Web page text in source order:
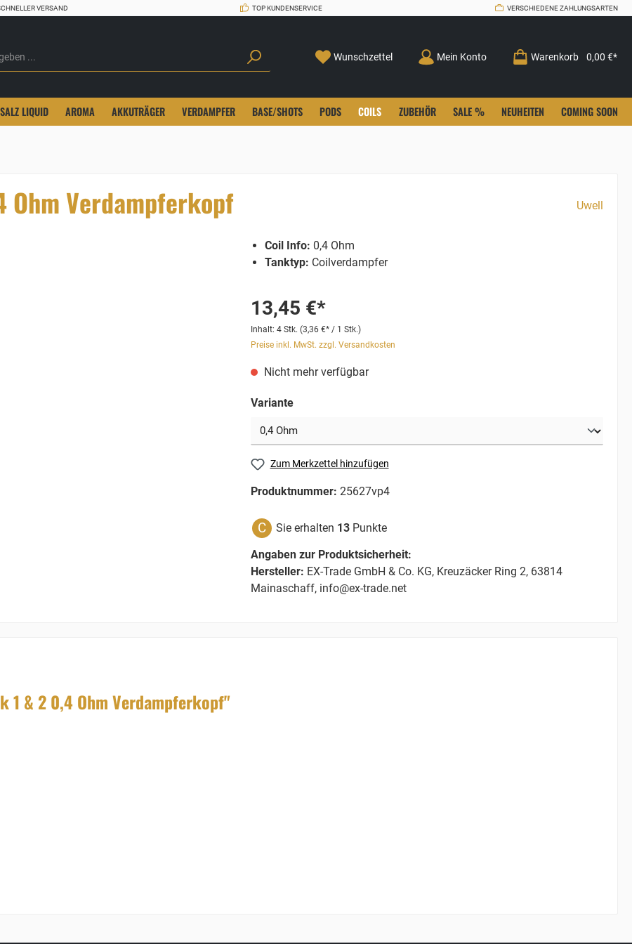
VERSAND TOP KUNDENSERVICE VERSCHIEDENE ZAHLUNGSARTEN
Wunschzettel Mein Konto Warenkorb 0,00 €*
LIQUID AROMA AKKUTRÄGER VERDAMPFER BASE/SHOTS PODS COILS ZUBEHÖR SALE % NEUHEITEN COMING SOON
Ohm Verdampferkopf Uwell
Coil Info: 0,4 Ohm
Tanktyp: Coilverdampfer
13,45 €*
Inhalt: 4 Stk. (3,36 €* / 1 Stk.)
Preise inkl. MwSt. zzgl. Versandkosten
Nicht mehr verfügbar
Variante
Zum Merkzettel hinzufügen
Produktnummer: 25627vp4
C Sie erhalten 13 Punkte
Angaben zur Produktsicherheit:
Hersteller: EX-Trade GmbH & Co. KG, Kreuzäcker Ring 2, 63814
Mainaschaff, info@ex-trade.net
1 & 2 0,4 Ohm Verdampferkopf"